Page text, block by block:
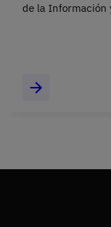
de la Información